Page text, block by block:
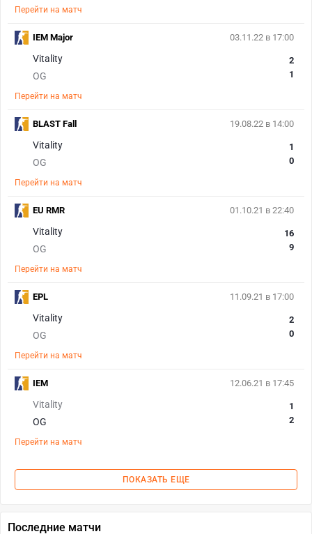
Перейти на матч
03.11.22 в 17:00
Vitality
OG
2
1
Перейти на матч
IEM Major
19.08.22 в 14:00
Vitality
OG
1
0
Перейти на матч
BLAST Fall
01.10.21 в 22:40
Vitality
OG
16
9
Перейти на матч
EU RMR
11.09.21 в 17:00
Vitality
OG
2
0
Перейти на матч
EPL
12.06.21 в 17:45
Vitality
OG
1
2
Перейти на матч
IEM
ПОКАЗАТЬ ЕЩЕ
Последние матчи